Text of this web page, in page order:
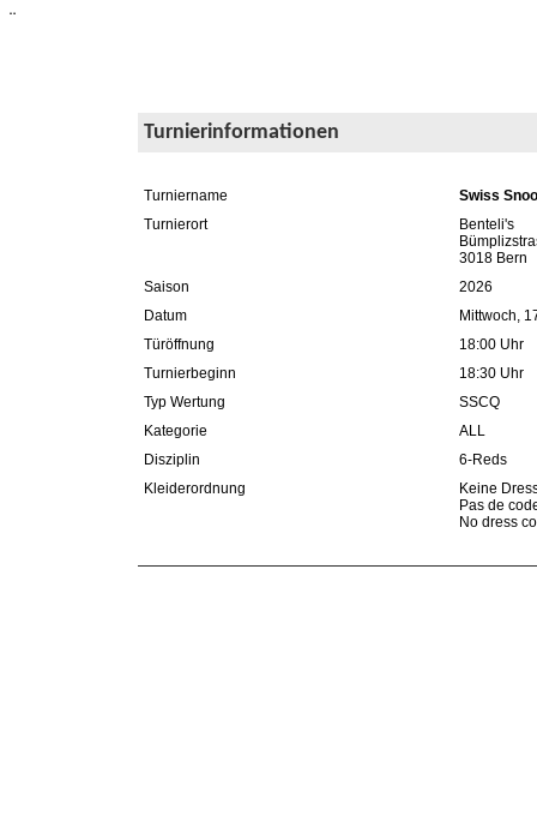
¨
Turnierinformationen
Turniername
Swiss
Turnierort
Benteli's
3018 Bern
Saison
2026
Datum
Mittwoch,
Türöffnung
18:00 Uhr
Turnierbeginn
18:30 Uhr
Typ Wertung
SSCQ
Kategorie
ALL
Disziplin
6-Reds
Kleiderordnung
Keine
Pas de
No dress